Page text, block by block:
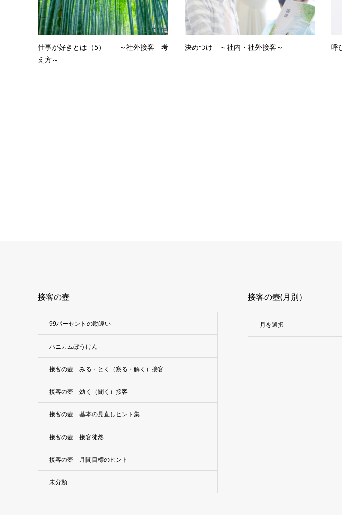
仕事が好きとは（5） ～社外接客 考
え方～
決めつけ ～社内・社外接客～ 呼
接客の壺
99パーセントの勘違い
ハニカムぼうけん
接客の壺 みる・とく（察る・解く）接客
接客の壺 効く（聞く）接客
接客の壺 基本の見直しヒント集
接客の壺 接客徒然
接客の壺 月間目標のヒント
未分類
接客の壺(月別）
月を選択